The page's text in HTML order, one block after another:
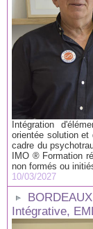
Intégration
orientée solution et
cadre du
IMO ® Formation
non formés ou
10/03/2027
Intégrative,